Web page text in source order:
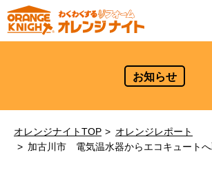
お知らせ
オレンジナイトTOP
オレンジレポート
加古川市 電気温水器からエコキュートへ